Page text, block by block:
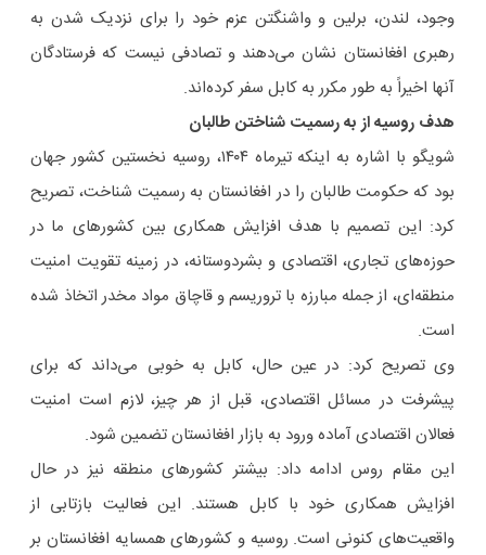
وجود، لندن، برلین و واشنگتن عزم خود را برای نزدیک شدن به
رهبری افغانستان نشان می‌دهند و تصادفی نیست که فرستادگان
آنها اخیراً به طور مکرر به کابل سفر کرده‌اند.
هدف روسیه از به رسمیت شناختن طالبان
شویگو با اشاره به اینکه تیرماه ۱۴۰۴، روسیه نخستین کشور جهان
بود که حکومت طالبان را در افغانستان به رسمیت شناخت، تصریح
کرد: این تصمیم با هدف افزایش همکاری بین کشورهای ما در
حوزه‌های تجاری، اقتصادی و بشردوستانه، در زمینه تقویت امنیت
منطقه‌ای، از جمله مبارزه با تروریسم و قاچاق مواد مخدر اتخاذ شده
است.
وی تصریح کرد:‌ در عین حال، کابل به خوبی می‌داند که برای
پیشرفت در مسائل اقتصادی، قبل از هر چیز، لازم است امنیت
فعالان اقتصادی آماده ورود به بازار افغانستان تضمین شود.
این مقام روس ادامه داد: بیشتر کشورهای منطقه نیز در حال
افزایش همکاری خود با کابل هستند. این فعالیت بازتابی از
واقعیت‌های کنونی است. روسیه و کشورهای همسایه افغانستان بر